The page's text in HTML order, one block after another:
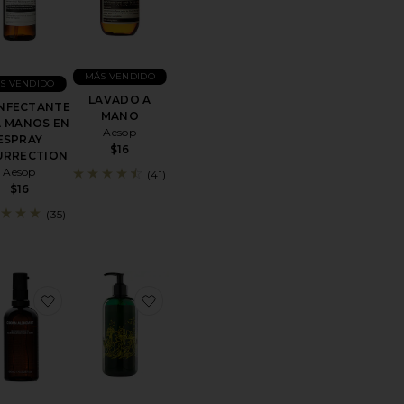
MANOS EN
Aesop
$16
VENDIDO
(35)
LAVADO A
MANO
Aesop
$16
MÁS VENDIDO
(41)
LA CARAfavoritoACEITE CORPORAL RESTORATIVE